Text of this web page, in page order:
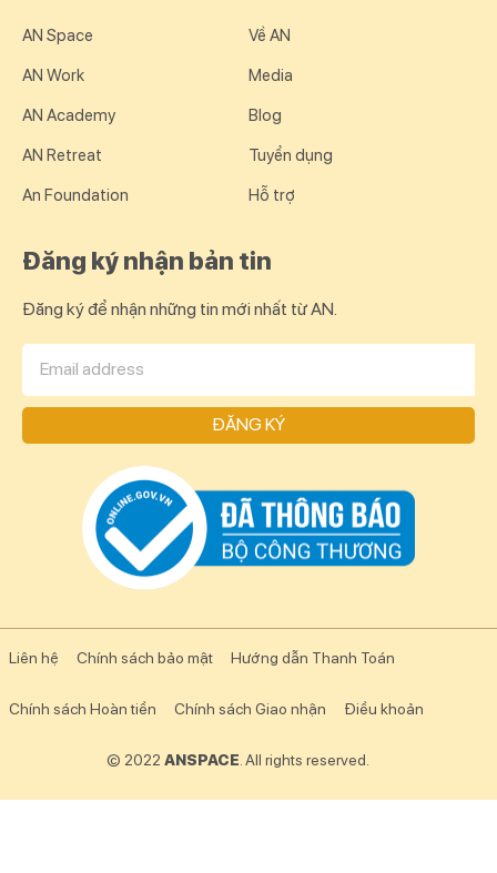
AN Space
AN Work
AN Academy
AN Retreat
An Foundation
Về AN
Media
Blog
Tuyển dụng
Hỗ trợ
Đăng ký nhận bản tin
Đăng ký để nhận những tin mới nhất từ AN.
ĐĂNG KÝ
Liên hệ Chính sách bảo mật Hướng dẫn Thanh Toán
Chính sách Hoàn tiền Chính sách Giao nhận Điều khoản
© 2022 ANSPACE. All rights reserved.